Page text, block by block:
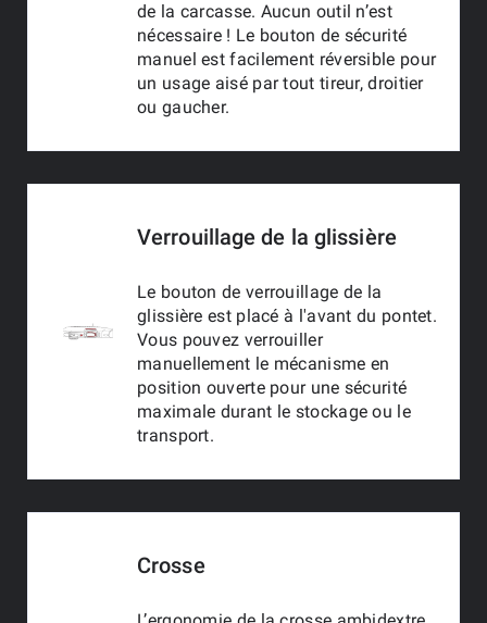
de la carcasse. Aucun outil n’est
nécessaire ! Le bouton de sécurité
manuel est facilement réversible pour
un usage aisé par tout tireur, droitier
ou gaucher.
Verrouillage de la glissière
Le bouton de verrouillage de la
glissière est placé à l'avant du pontet.
Vous pouvez verrouiller
manuellement le mécanisme en
position ouverte pour une sécurité
maximale durant le stockage ou le
transport.
Crosse